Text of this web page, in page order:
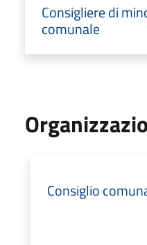
Consigliere di
comunale
Consiglio